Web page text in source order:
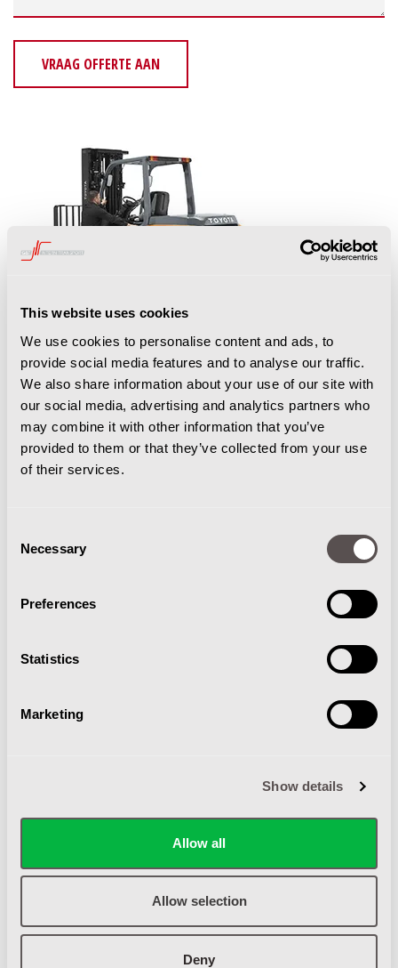
This website uses cookies
We use cookies to personalise content and ads, to
provide social media features and to analyse our traffic.
We also share information about your use of our site with
our social media, advertising and analytics partners who
may combine it with other information that you’ve
provided to them or that they’ve collected from your use
of their services.
Selection
Necessary
Preferences
Statistics
Marketing
Show details
Allow all
Allow selection
Deny
VRAAG OFFERTE AAN
TONERO (35 - 80)
Diesel en LPG heftrucks voor middelzwaar tot
extreemzwaar werk.
Kopen - Lease - Occasion
Doornhoek 3785
0413 34 38 12